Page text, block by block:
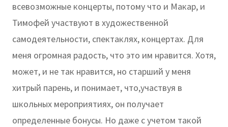
всевозможные концерты, потому что и Макар, и
Тимофей участвуют в художественной
самодеятельности, спектаклях, концертах. Для
меня огромная радость, что это им нравится. Хотя,
может, и не так нравится, но старший у меня
хитрый парень, и понимает, что,участвуя в
школьных мероприятиях, он получает
определенные бонусы. Но даже с учетом такой